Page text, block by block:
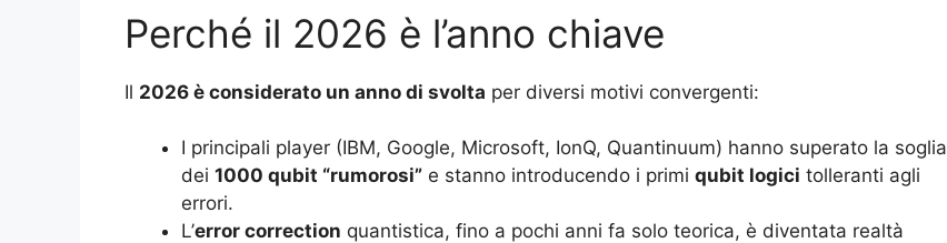
Perché il 2026 è l’anno chiave
Il 2026 è considerato un anno di svolta per diversi motivi convergenti:
I principali player (IBM, Google, Microsoft, IonQ, Quantinuum) hanno superato la soglia
dei 1000 qubit “rumorosi” e stanno introducendo i primi qubit logici tolleranti agli
errori.
L’error correction quantistica, fino a pochi anni fa solo teorica, è diventata realtà